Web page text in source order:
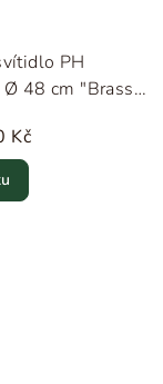
PH
48 cm "Brass"
Kč